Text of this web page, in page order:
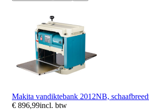
Makita vandiktebank 2012NB,
€ 896,99incl. btw